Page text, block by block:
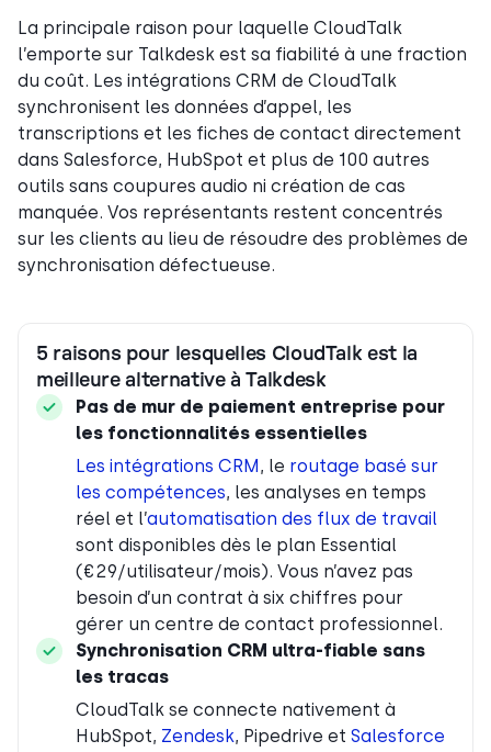
La principale raison pour laquelle CloudTalk
l’emporte sur Talkdesk est sa fiabilité à une fraction
du coût. Les intégrations CRM de CloudTalk
synchronisent les données d’appel, les
transcriptions et les fiches de contact directement
dans Salesforce, HubSpot et plus de 100 autres
outils sans coupures audio ni création de cas
manquée. Vos représentants restent concentrés
sur les clients au lieu de résoudre des problèmes de
synchronisation défectueuse.
5 raisons pour lesquelles CloudTalk est la
meilleure alternative à Talkdesk
Pas de mur de paiement entreprise pour
les fonctionnalités essentielles
Les intégrations CRM, le routage basé sur
les compétences, les analyses en temps
réel et l’automatisation des flux de travail
sont disponibles dès le plan Essential
(€29/utilisateur/mois). Vous n’avez pas
besoin d’un contrat à six chiffres pour
gérer un centre de contact professionnel.
Synchronisation CRM ultra-fiable sans
les tracas
CloudTalk se connecte nativement à
HubSpot, Zendesk, Pipedrive et Salesforce